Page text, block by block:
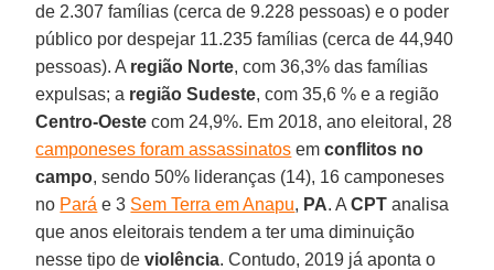
de 2.307 famílias (cerca de 9.228 pessoas) e o poder
público por despejar 11.235 famílias (cerca de 44,940
pessoas). A região Norte, com 36,3% das famílias
expulsas; a região Sudeste, com 35,6 % e a região
Centro-Oeste com 24,9%. Em 2018, ano eleitoral, 28
camponeses foram assassinatos emconflitos no
campo, sendo 50% lideranças (14), 16 camponeses
no Pará e 3 Sem Terra em Anapu, PA. ACPT analisa
que anos eleitorais tendem a ter uma diminuição
nesse tipo deviolência. Contudo, 2019 já aponta o